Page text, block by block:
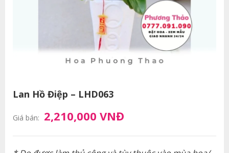
Lan Hồ Điệp – LHD063
Giá bán: 2,210,000 VNĐ